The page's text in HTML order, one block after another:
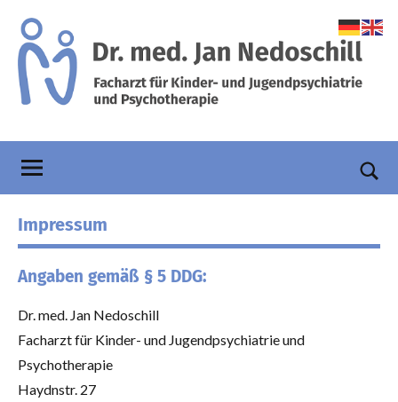
Inhalt
springen
Dr.
Nedoschill
für
Kinder-
und
Psychotherapie
Impressum
Angaben gemäß § 5 DDG:
Dr. med. Jan Nedoschill
Facharzt für Kinder- und Jugendpsychiatrie und
Psychotherapie
Haydnstr. 27